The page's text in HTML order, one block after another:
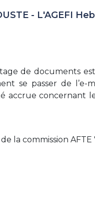
- L'AGEFI
de documents
se passer de
accrue concernant
la commission